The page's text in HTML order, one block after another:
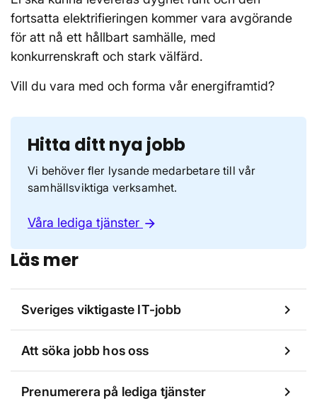
fortsatta elektrifieringen kommer vara avgörande
för att nå ett hållbart samhälle, med
konkurrenskraft och stark välfärd.
Vill du vara med och forma vår energiframtid?
Hitta ditt nya jobb
Vi behöver fler lysande medarbetare till vår
samhällsviktiga verksamhet.
Våra lediga tjänster arrow_forward
Läs mer
Sveriges viktigaste IT-jobb chevron_right
Att söka jobb hos oss chevron_right
Prenumerera på lediga tjänster chevron_right